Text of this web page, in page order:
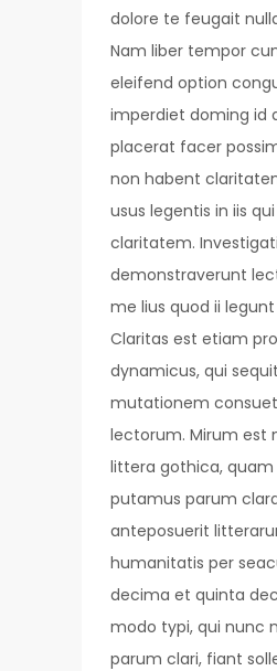
dolore te feugait
Nam liber tempor
eleifend option
imperdiet doming id
placerat facer
non habent
usus legentis in iis
claritatem.
demonstraverunt
me lius quod ii legunt
Claritas est etiam
dynamicus, qui
mutationem
lectorum. Mirum est
littera gothica,
putamus parum
anteposuerit
humanitatis per
decima et quinta
modo typi, qui nunc
parum clari, fiant